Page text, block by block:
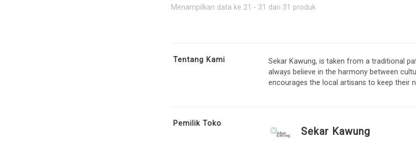
Menampilkan data ke 21 - 31 dari 31 produk
Tentang Kami
Sekar Kawung, is taken from a traditional
always believe in the harmony between
encourages the local artisans to keep their
Pemilik Toko
Sekar Kawung